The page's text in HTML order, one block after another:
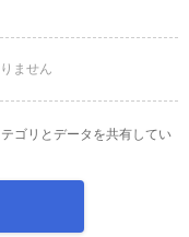
ません
ゴリとデータを共有してい